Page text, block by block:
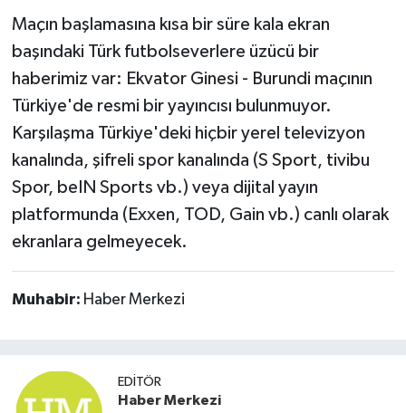
Maçın başlamasına kısa bir süre kala ekran
başındaki Türk futbolseverlere üzücü bir
haberimiz var: Ekvator Ginesi - Burundi maçının
Türkiye'de resmi bir yayıncısı bulunmuyor.
Karşılaşma Türkiye'deki hiçbir yerel televizyon
kanalında, şifreli spor kanalında (S Sport, tivibu
Spor, beIN Sports vb.) veya dijital yayın
platformunda (Exxen, TOD, Gain vb.) canlı olarak
ekranlara gelmeyecek.
Muhabir: Haber Merkezi
EDITÖR
Haber Merkezi
SÜRMANŞET
TARİHTE BUGÜN
TEKNOLOJİ
Trend
YAŞAM